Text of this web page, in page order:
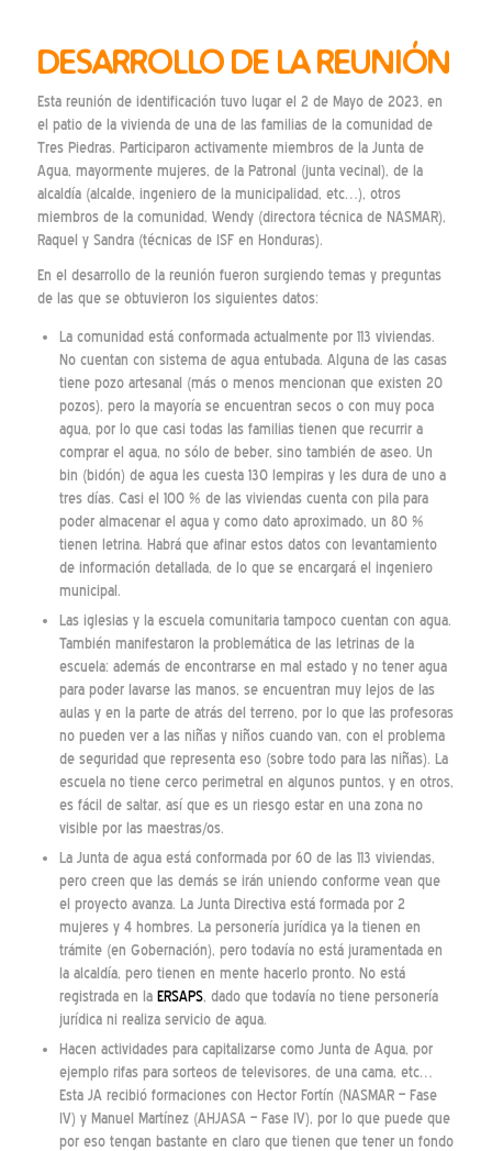
DESARROLLO DE LA REUNIÓN
Esta reunión de identificación tuvo lugar el 2 de Mayo de 2023, en
el patio de la vivienda de una de las familias de la comunidad de
Tres Piedras. Participaron activamente miembros de la Junta de
Agua, mayormente mujeres, de la Patronal (junta vecinal), de la
alcaldía (alcalde, ingeniero de la municipalidad, etc…), otros
miembros de la comunidad, Wendy (directora técnica de NASMAR),
Raquel y Sandra (técnicas de ISF en Honduras).
En el desarrollo de la reunión fueron surgiendo temas y preguntas
de las que se obtuvieron los siguientes datos:
La comunidad está conformada actualmente por 113 viviendas.
No cuentan con sistema de agua entubada. Alguna de las casas
tiene pozo artesanal (más o menos mencionan que existen 20
pozos), pero la mayoría se encuentran secos o con muy poca
agua, por lo que casi todas las familias tienen que recurrir a
comprar el agua, no sólo de beber, sino también de aseo. Un
bin (bidón) de agua les cuesta 130 lempiras y les dura de uno a
tres días. Casi el 100 % de las viviendas cuenta con pila para
poder almacenar el agua y como dato aproximado, un 80 %
tienen letrina. Habrá que afinar estos datos con levantamiento
de información detallada, de lo que se encargará el ingeniero
municipal.
Las iglesias y la escuela comunitaria tampoco cuentan con agua.
También manifestaron la problemática de las letrinas de la
escuela: además de encontrarse en mal estado y no tener agua
para poder lavarse las manos, se encuentran muy lejos de las
aulas y en la parte de atrás del terreno, por lo que las profesoras
no pueden ver a las niñas y niños cuando van, con el problema
de seguridad que representa eso (sobre todo para las niñas). La
escuela no tiene cerco perimetral en algunos puntos, y en otros,
es fácil de saltar, así que es un riesgo estar en una zona no
visible por las maestras/os.
La Junta de agua está conformada por 60 de las 113 viviendas,
pero creen que las demás se irán uniendo conforme vean que
el proyecto avanza. La Junta Directiva está formada por 2
mujeres y 4 hombres. La personería jurídica ya la tienen en
trámite (en Gobernación), pero todavía no está juramentada en
la alcaldía, pero tienen en mente hacerlo pronto. No está
registrada en la ERSAPS, dado que todavía no tiene personería
jurídica ni realiza servicio de agua.
Hacen actividades para capitalizarse como Junta de Agua, por
ejemplo rifas para sorteos de televisores, de una cama, etc…
Esta JA recibió formaciones con Hector Fortín (NASMAR – Fase
IV) y Manuel Martínez (AHJASA – Fase IV), por lo que puede que
por eso tengan bastante en claro que tienen que tener un fondo